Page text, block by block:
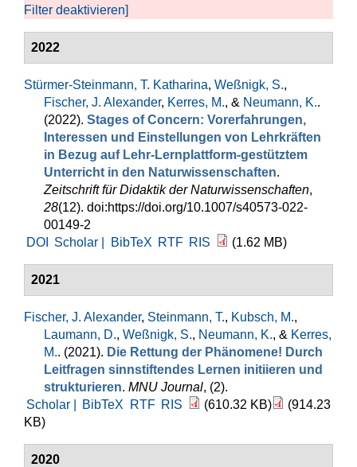
Filter deaktivieren]
2022
Stürmer-Steinmann, T. Katharina, Weßnigk, S.,
Fischer, J. Alexander, Kerres, M., & Neumann, K..
(2022). Stages of Concern: Vorerfahrungen,
Interessen und Einstellungen von Lehrkräften
in Bezug auf Lehr-Lernplattform-gestütztem
Unterricht in den Naturwissenschaften.
Zeitschrift für Didaktik der Naturwissenschaften,
28(12). doi:https://doi.org/10.1007/s40573-022-
00149-2
DOI
Scholar | BibTeX RTF RIS (1.62 MB)
2021
Fischer, J. Alexander, Steinmann, T., Kubsch, M.,
Laumann, D., Weßnigk, S., Neumann, K., & Kerres,
M.. (2021). Die Rettung der Phänomene! Durch
Leitfragen sinnstiftendes Lernen initiieren und
strukturieren. MNU Journal, (2).
Scholar |
BibTeX RTF RIS (610.32 KB)
(914.23
KB)
2020